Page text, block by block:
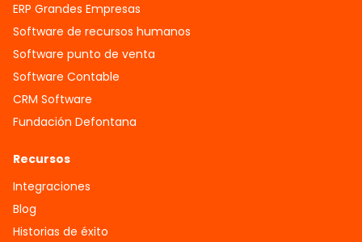
ERP Grandes Empresas
Software de recursos humanos
Software punto de venta
Software Contable
CRM Software
Fundación Defontana
Recursos
Integraciones
Blog
Historias de éxito